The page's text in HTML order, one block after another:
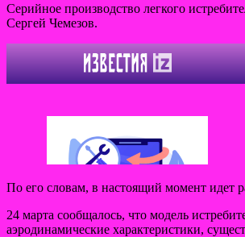
Cерийное производство легкого
Сергей Чемезов.
По его словам, в настоящий момент идет
24 марта сообщалось, что модель
аэродинамические характеристики,